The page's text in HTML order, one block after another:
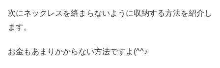
次にネックレスを絡まらないように収納する方法を紹介し
ます。
お金もあまりかからない方法ですよ(^^♪